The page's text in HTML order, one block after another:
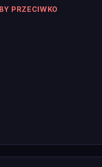
PRZECIWKO